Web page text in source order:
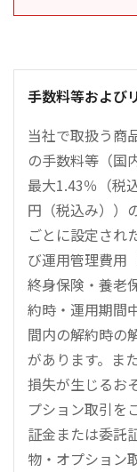
手数料等および
当社で取扱う商
の手数料等（国
最大1.43％（税
円（税込み））
ごとに設定され
び運用管理費用
終身保険・養老
約時・運用期間
間内の解約時の
があります。ま
損失が生じるお
プション取引を
証金または委託
物・オプション